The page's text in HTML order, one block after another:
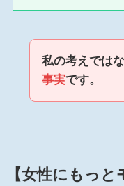
私の考えではな
事実です。
【女性にもっ